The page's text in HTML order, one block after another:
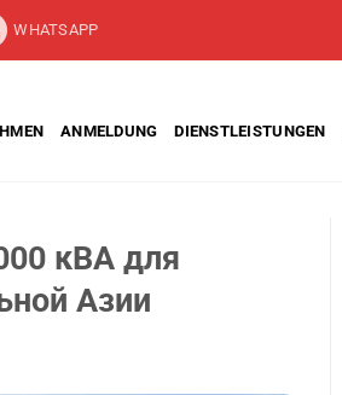
WHATSAPP
ANMELDUNG DIENSTLEISTUNGEN
кВА для
Азии